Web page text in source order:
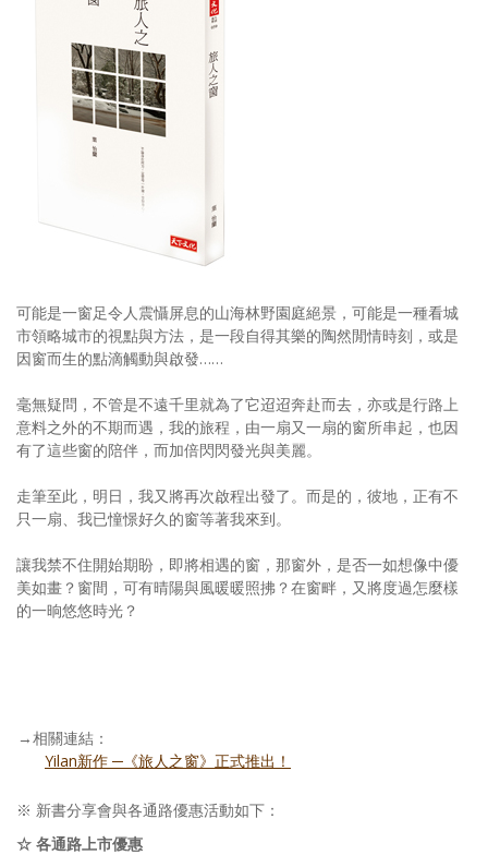
可能是一窗足令人震懾屏息的山海林野園庭絕景，可能是一種看城
市領略城市的視點與方法，是一段自得其樂的陶然閒情時刻，或是
因窗而生的點滴觸動與啟發……
毫無疑問，不管是不遠千里就為了它迢迢奔赴而去，亦或是行路上
意料之外的不期而遇，我的旅程，由一扇又一扇的窗所串起，也因
有了這些窗的陪伴，而加倍閃閃發光與美麗。
走筆至此，明日，我又將再次啟程出發了。而是的，彼地，正有不
只一扇、我已憧憬好久的窗等著我來到。
讓我禁不住開始期盼，即將相遇的窗，那窗外，是否一如想像中優
美如畫？窗間，可有晴陽與風暖暖照拂？在窗畔，又將度過怎麼樣
的一晌悠悠時光？
→相關連結：
Yilan新作 ─《旅人之窗》正式推出！
※ 新書分享會與各通路優惠活動如下：
☆ 各通路上市優惠